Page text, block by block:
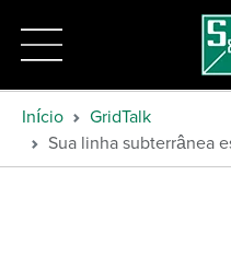
Início
GridTalk
Sua linha subterrânea